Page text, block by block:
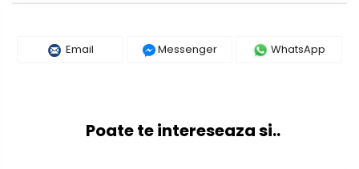
Email Messenger WhatsApp
Poate te intereseaza si..